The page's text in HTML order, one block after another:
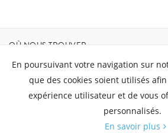
OÙ NOUS TROUVER
CONTACT
En poursuivant votre navigation sur
que des cookies soient utilisés
expérience utilisateur et de vous
personnalisés.
En savoir plus